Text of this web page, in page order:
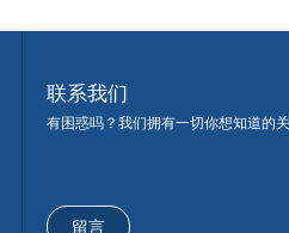
联系我们
有困惑吗？我们拥有一切你想知道的关
留言